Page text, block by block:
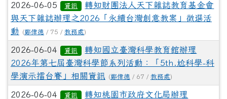
2026-06-05 資訊
轉知財團法人天下雜誌教育基金會
與天下雜誌辦理之2026「永續台灣創意教案」徵選活
動
(鄭偉德 / 75 / 教務處)
2026-06-04 資訊
轉知國立臺灣科學教育館辦理
2026年第七屆臺灣科學節系列活動：「5th.尬科學-科
學演示擂台賽」相關資訊
(鄭偉德 / 67 / 教務處)
2026-06-04 資訊 轉知桃園市政府文化局辦理